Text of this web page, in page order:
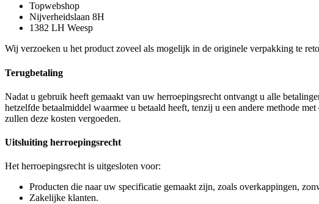
Topwebshop
Nijverheidslaan 8H
1382 LH Weesp
Wij verzoeken u het product zoveel als mogelijk in de originele verpakking te
Terugbetaling
Nadat u gebruik heeft gemaakt van uw herroepingsrecht ontvangt u alle
hetzelfde betaalmiddel waarmee u betaald heeft, tenzij u een andere methode
zullen deze kosten vergoeden.
Uitsluiting herroepingsrecht
Het herroepingsrecht is uitgesloten voor:
Producten die naar uw specificatie gemaakt zijn, zoals overkappingen,
Zakelijke klanten.